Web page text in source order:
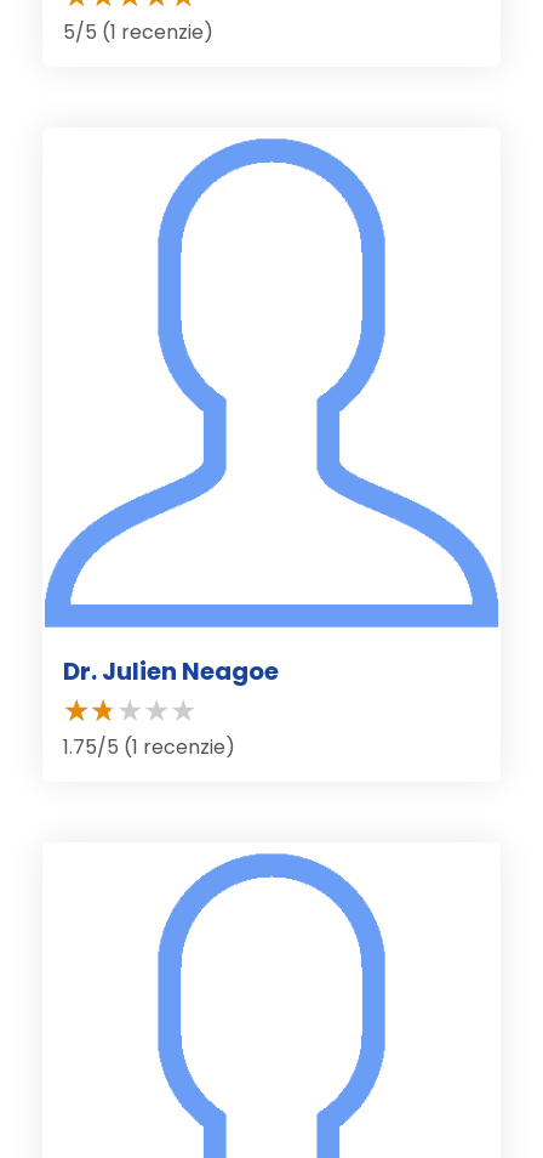
5/5 (1 recenzie)
Dr. Julien Neagoe
1.75/5 (1 recenzie)